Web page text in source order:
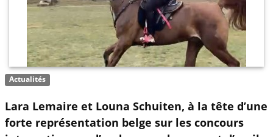
Actualités
Lara Lemaire et Louna Schuiten, à la tête d’une
forte représentation belge sur les concours